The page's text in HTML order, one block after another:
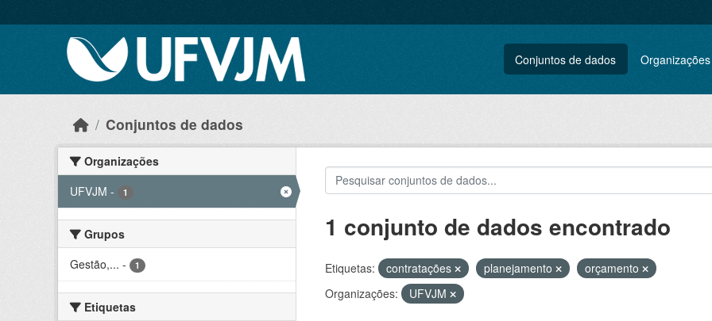
Conjuntos de dados Organizações
Conjuntos de dados
Organizações
UFVJM - 1
Grupos
Gestão,... - 1
Etiquetas
1 conjunto de dados encontrado
Etiquetas: contratações planejamento
orçamento
Organizações:
UFVJM